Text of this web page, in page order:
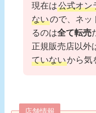
現在は公式オン
ないので、ネッ
るのは全て転売
正規販売店以外
ていないから気
店舗情報